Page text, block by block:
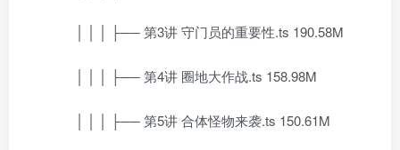
│ │ │ ├── 第3讲 守门员的重要性.ts 190.58M
│ │ │ ├── 第4讲 圈地大作战.ts 158.98M
│ │ │ ├── 第5讲 合体怪物来袭.ts 150.61M